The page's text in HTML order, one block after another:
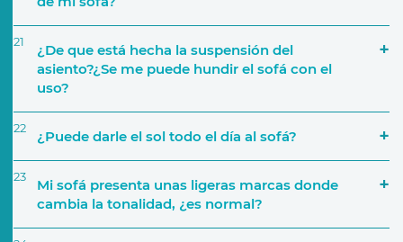
Colecciones de Telas
21
¿De que está hecha la suspensión del
asiento?¿Se me puede hundir el sofá con el
uso?
22 ¿Puede darle el sol todo el día al sofá?
23
Mi sofá presenta unas ligeras marcas donde
cambia la tonalidad, ¿es normal?